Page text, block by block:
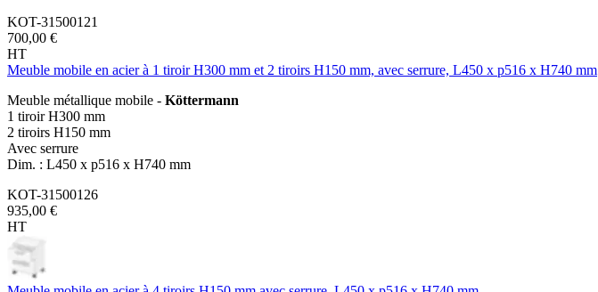
KOT-31500121
700,00 €
HT
Meuble mobile en acier à 1 tiroir H300 mm et 2 tiroirs H150 mm, avec serrure, L450 x p516 x H740 mm
Meuble métallique mobile - Köttermann
1 tiroir H300 mm
2 tiroirs H150 mm
Avec serrure
Dim. : L450 x p516 x H740 mm
KOT-31500126
935,00 €
HT